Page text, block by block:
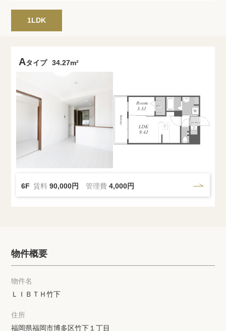
1LDK
Aタイプ 34.27m²
6F 賃料90,000円 管理費4,000円
物件概要
物件名
ＬＩＢＴＨ竹下
住所
福岡県福岡市博多区竹下１丁目